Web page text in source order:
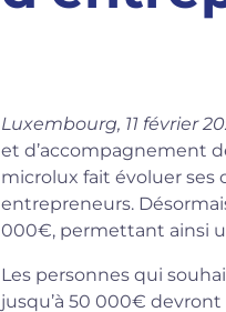
Luxembourg, 11 février
et d’accompagnement
microlux fait évoluer
entrepreneurs.
000€, permettant ainsi
Les personnes qui
jusqu’à 50 000€